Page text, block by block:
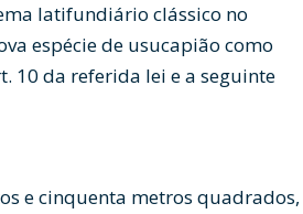
latifundiário clássico no
espécie de usucapião como
10 da referida lei e a seguinte
e cinquenta metros quadrados,